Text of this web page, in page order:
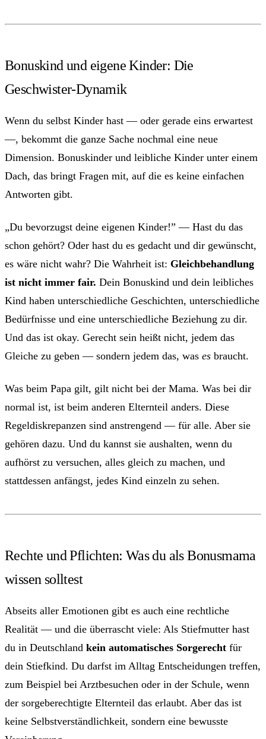
Bonuskind und eigene Kinder: Die
Geschwister-Dynamik
Wenn du selbst Kinder hast — oder gerade eins erwartest
—, bekommt die ganze Sache nochmal eine neue
Dimension. Bonuskinder und leibliche Kinder unter einem
Dach, das bringt Fragen mit, auf die es keine einfachen
Antworten gibt.
„Du bevorzugst deine eigenen Kinder!” — Hast du das
schon gehört? Oder hast du es gedacht und dir gewünscht,
es wäre nicht wahr? Die Wahrheit ist: Gleichbehandlung
ist nicht immer fair. Dein Bonuskind und dein leibliches
Kind haben unterschiedliche Geschichten, unterschiedliche
Bedürfnisse und eine unterschiedliche Beziehung zu dir.
Und das ist okay. Gerecht sein heißt nicht, jedem das
Gleiche zu geben — sondern jedem das, was es braucht.
Was beim Papa gilt, gilt nicht bei der Mama. Was bei dir
normal ist, ist beim anderen Elternteil anders. Diese
Regeldiskrepanzen sind anstrengend — für alle. Aber sie
gehören dazu. Und du kannst sie aushalten, wenn du
aufhörst zu versuchen, alles gleich zu machen, und
stattdessen anfängst, jedes Kind einzeln zu sehen.
Rechte und Pflichten: Was du als Bonusmama
wissen solltest
Abseits aller Emotionen gibt es auch eine rechtliche
Realität — und die überrascht viele: Als Stiefmutter hast
du in Deutschland kein automatisches Sorgerecht für
dein Stiefkind. Du darfst im Alltag Entscheidungen treffen,
zum Beispiel bei Arztbesuchen oder in der Schule, wenn
der sorgeberechtigte Elternteil das erlaubt. Aber das ist
keine Selbstverständlichkeit, sondern eine bewusste